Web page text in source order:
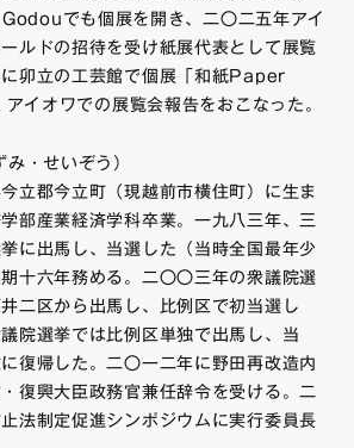
でも個展を開き、二〇二五年アイ
ルドの招待を受け紙展代表として展覧
卯立の工芸館で個展「和紙Paper
イオワでの展覧会報告をおこなった。
み・せいぞう）
立郡今立町（現越前市横住町）に生ま
部産業経済学科卒業。一九八三年、三
に出馬し、当選した（当時全国最年少
十六年務める。二〇〇三年の衆議院選
二区から出馬し、比例区で初当選し
院選挙では比例区単独で出馬し、当
復帰した。二〇一二年に野田再改造内
復興大臣政務官兼任辞令を受ける。二
法制定促進シンポジウムに実行委員長